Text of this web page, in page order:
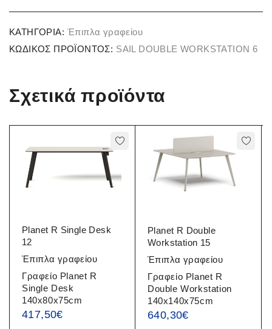
ΚΑΤΗΓΟΡΊΑ: Έπιπλα γραφείου
ΚΩΔΙΚΌΣ ΠΡΟΪΌΝΤΟΣ: SAIL DOUBLE WORKSTATION 6
Σχετικά προϊόντα
Planet R Single Desk
12
Έπιπλα γραφείου
Γραφείο Planet R
Single Desk
140x80x75cm
417,50€
Planet R Double
Workstation 15
Έπιπλα γραφείου
Γραφείο Planet R
Double Workstation
140x140x75cm
640,30€